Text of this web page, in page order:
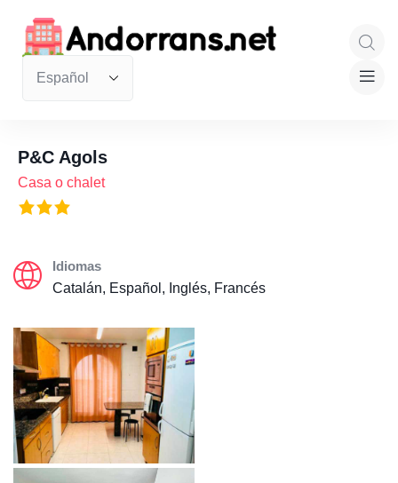
P&C Agols
Casa o chalet
Idiomas
Catalán, Español, Inglés, Francés